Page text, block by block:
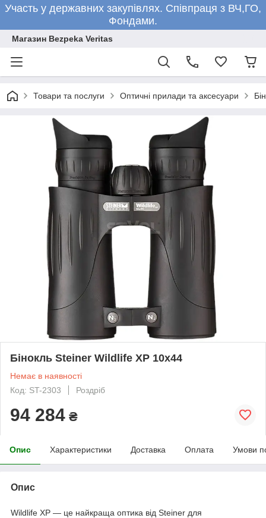
Участь у державних закупівлях. Співпраця з ВЧ,ГО,
Фондами.
Магазин Bezpeka Veritas
Товари та послуги Оптичні прилади та аксесуари
Бінокль Steiner Wildlife XP 10x44
Немає в наявності
Код: ST-2303
Роздріб
94 284 ₴
Опис Характеристики Доставка Оплата Умови
Опис
Wildlife XP — це найкраща оптика від Steiner для